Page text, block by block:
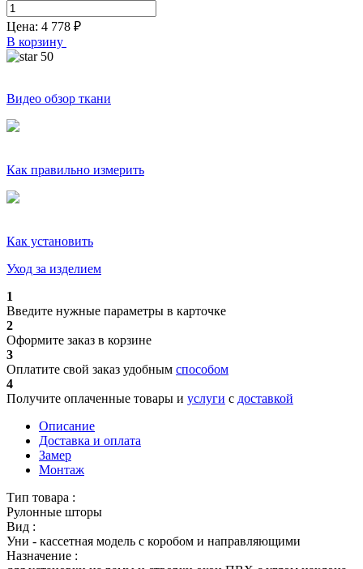
Цена: 4 778 ₽
В корзину
50
Видео обзор ткани
Как правильно измерить
Как установить
Уход за изделием
1
Введите нужные параметры в карточке
2
Оформите заказ в корзине
3
Оплатите свой заказ удобным способом
4
Получите оплаченные товары и услуги с доставкой
Описание
Доставка и оплата
Замер
Монтаж
Тип товара :
Рулонные шторы
Вид :
Уни - кассетная модель с коробом и направляющими
Назначение :